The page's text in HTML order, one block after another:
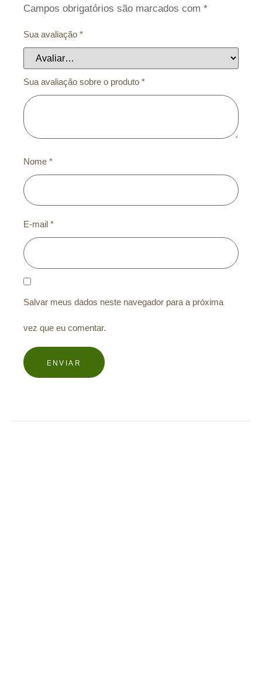
Campos obrigatórios são marcados com *
Sua avaliação *
Sua avaliação sobre o produto *
Nome *
E-mail *
Salvar meus dados neste navegador para a próxima
vez que eu comentar.